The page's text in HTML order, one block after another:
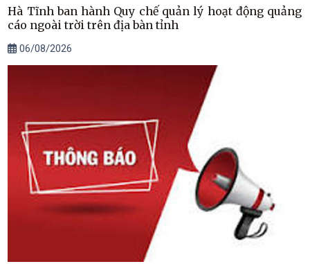
Hà Tĩnh ban hành Quy chế quản lý hoạt động quảng
cáo ngoài trời trên địa bàn tỉnh
06/08/2026